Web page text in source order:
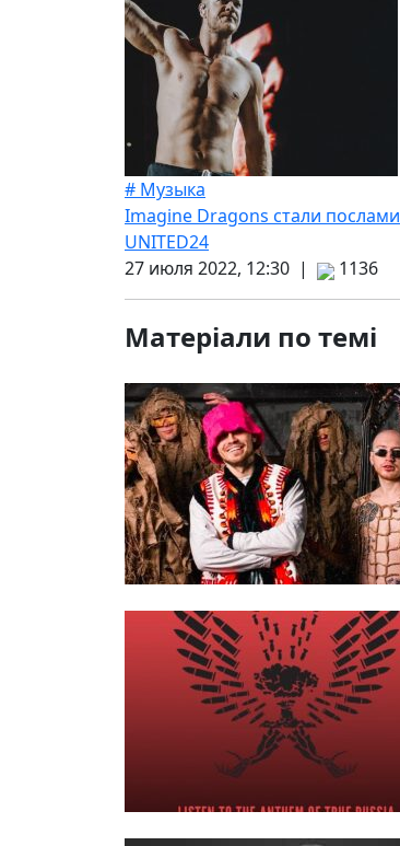
# Музыка
Imagine Dragons стали послами
UNITED24
27 июля 2022, 12:30 |
1136
Матеріали по темі